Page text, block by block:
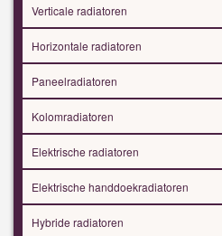
Verticale radiatoren
Horizontale radiatoren
Paneelradiatoren
Kolomradiatoren
Elektrische radiatoren
Elektrische handdoekradiatoren
Hybride radiatoren